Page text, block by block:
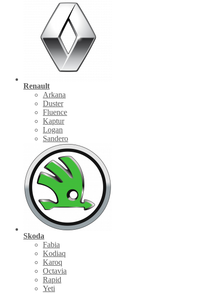
Renault
Arkana
Duster
Fluence
Kaptur
Logan
Sandero
Skoda
Fabia
Kodiaq
Karoq
Octavia
Rapid
Yeti